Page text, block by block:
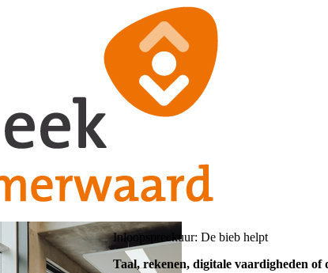
Inloopspreekuur: De bieb helpt
Taal, rekenen, digitale vaardigheden of